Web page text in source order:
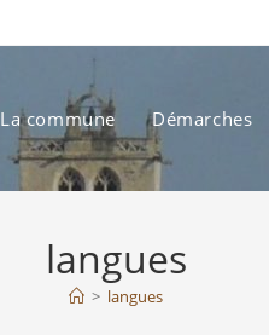
La commune Démarches
langues
> langues